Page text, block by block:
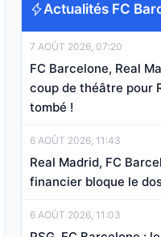
Actualités FC
7 AOÛT 2026, 07:20
FC Barcelone, Real
coup de théâtre pour
tombé !
6 AOÛT 2026, 11:43
Real Madrid, FC
financier bloque le
6 AOÛT 2026, 11:03